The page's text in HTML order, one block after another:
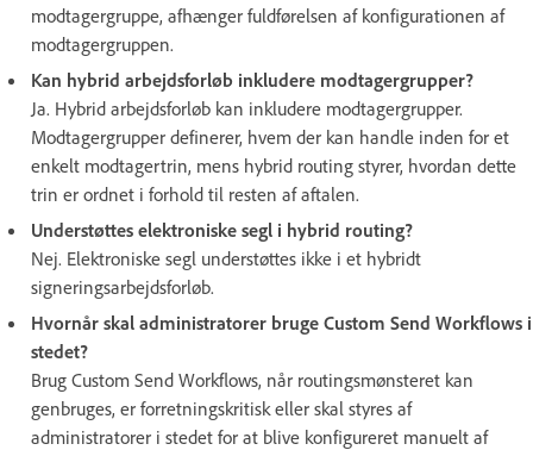
modtagergruppe, afhænger fuldførelsen af konfigurationen af
modtagergruppen.
Kan hybrid arbejdsforløb inkludere modtagergrupper?
Ja. Hybrid arbejdsforløb kan inkludere modtagergrupper.
Modtagergrupper definerer, hvem der kan handle inden for et
enkelt modtagertrin, mens hybrid routing styrer, hvordan dette
trin er ordnet i forhold til resten af aftalen.
Understøttes elektroniske segl i hybrid routing?
Nej. Elektroniske segl understøttes ikke i et hybridt
signeringsarbejdsforløb.
Hvornår skal administratorer bruge Custom Send Workflows i
stedet?
Brug Custom Send Workflows, når routingsmønsteret kan
genbruges, er forretningskritisk eller skal styres af
administratorer i stedet for at blive konfigureret manuelt af